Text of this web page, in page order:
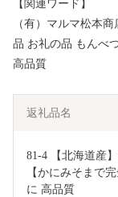
【関連ワード】
（有）マルマ松本
品 お礼の品 もんべ
高品質
返礼品名
81-4 【北海道産
【かにみそまで
に 高品質